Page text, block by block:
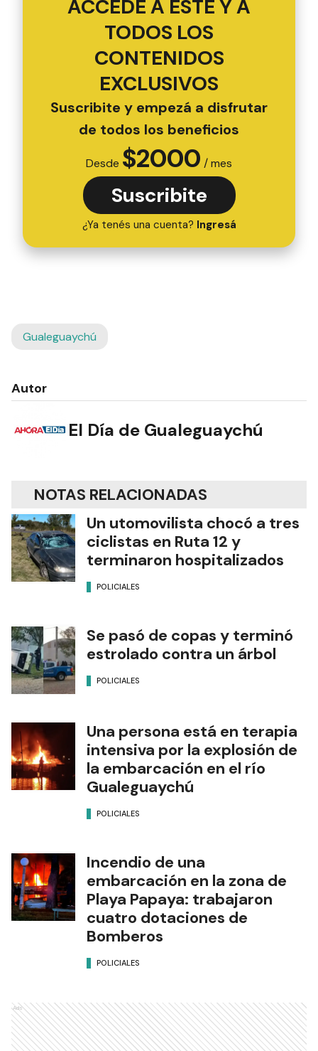
ACCEDÉ A ESTE Y A
TODOS LOS
CONTENIDOS
EXCLUSIVOS
Suscribite y empezá a disfrutar
de todos los beneficios
Desde $2000 / mes
Suscribite
¿Ya tenés una cuenta? Ingresá
Gualeguaychú
Autor
El Día de Gualeguaychú
NOTAS RELACIONADAS
Un utomovilista chocó a tres
ciclistas en Ruta 12 y
terminaron hospitalizados
POLICIALES
Se pasó de copas y terminó
estrolado contra un árbol
POLICIALES
Una persona está en terapia
intensiva por la explosión de
la embarcación en el río
Gualeguaychú
POLICIALES
Incendio de una
embarcación en la zona de
Playa Papaya: trabajaron
cuatro dotaciones de
Bomberos
POLICIALES
Ads